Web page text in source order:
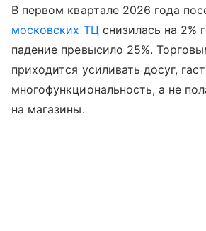
В первом квартале 2026 года
московских ТЦснизилась на 2%
падение превысило 25%.
приходится усиливать досуг,
многофункциональность, а не
на магазины.